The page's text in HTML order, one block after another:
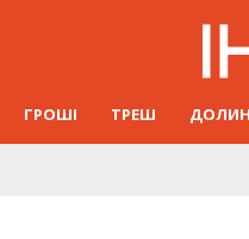
ГРОШІ ТРЕШ